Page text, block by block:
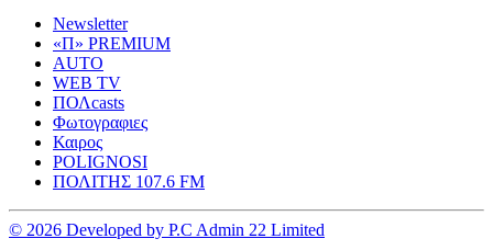
Newsletter
«Π» PREMIUM
AUTO
WEB TV
ΠΟΛcasts
Φωτογραφιες
Καιρος
POLIGNOSI
ΠΟΛΙΤΗΣ 107.6 FM
© 2026 Developed by P.C Admin 22 Limited